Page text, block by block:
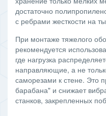
достаточно
с ребрами жесткости на
При монтаже тяжелого
рекомендуется
где нагрузка
направляющие, а не
саморезами к стене. Это
барабана" и снижает
станков, закрепленных